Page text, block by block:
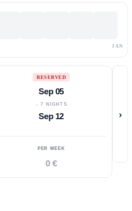
JAN
RESERVED
Sep 05
↓ 7 NIGHTS
Sep 12
PER WEEK
0 €
›